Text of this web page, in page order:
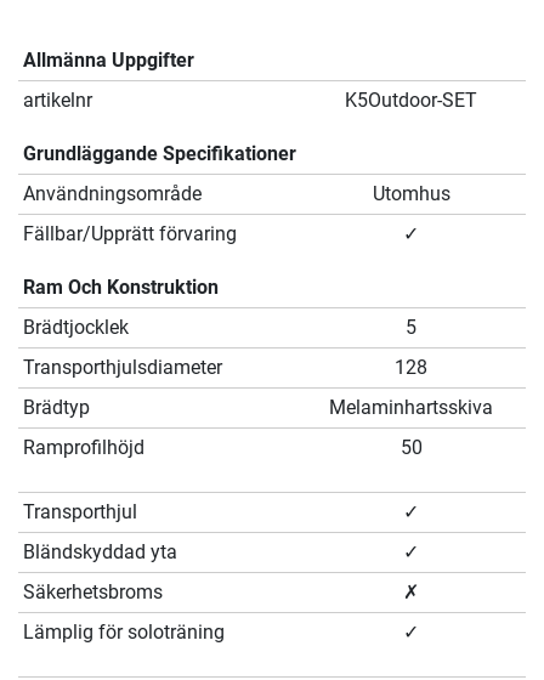
Allmänna Uppgifter
artikelnr
K5Outdoor-SET
Grundläggande Specifikationer
Användningsområde
Utomhus
Fällbar/Upprätt förvaring
✓
Ram Och Konstruktion
Brädtjocklek
5
Transporthjulsdiameter
128
Brädtyp
Melaminhartsskiva
Ramprofilhöjd
50
Transporthjul
✓
Bländskyddad yta
✓
Säkerhetsbroms
✗
Lämplig för soloträning
✓